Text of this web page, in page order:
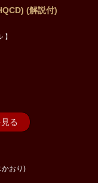
(解説付)
】
る
かおり)